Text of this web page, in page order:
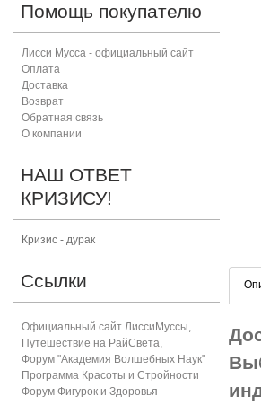
Помощь покупателю
Лисси Мусса - официальный сайт
Оплата
Доставка
Возврат
Обратная связь
О компании
НАШ ОТВЕТ
КРИЗИСУ!
Кризис - дурак
Ссылки
Официальный сайт ЛиссиМуссы,
Путешествие на РайСвета,
Форум "Академия Волшебных Наук"
Программа Красоты и Стройности
Форум Фигурок и Здоровья